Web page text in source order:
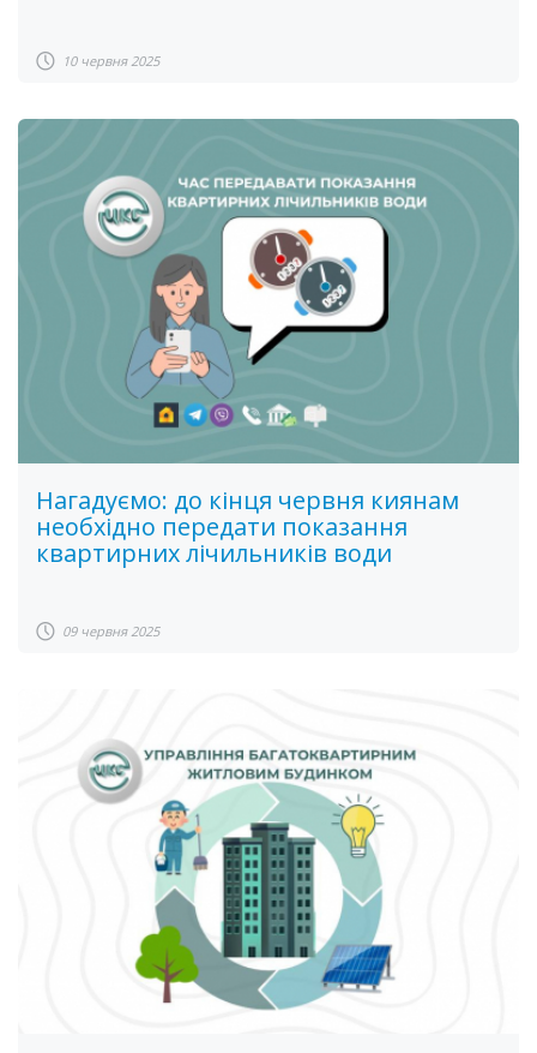
10 червня 2025
Нагадуємо: до кінця червня киянам
необхідно передати показання
квартирних лічильників води
09 червня 2025